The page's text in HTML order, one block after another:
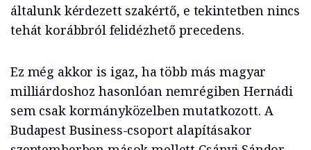
általunk kérdezett szakértő, e tekintetben nincs
tehát korábbról felidézhető precedens.
Ez még akkor is igaz, ha több más magyar
milliárdoshoz hasonlóan nemrégiben Hernádi
sem csak kormányközelben mutatkozott. A
Budapest Business-csoport alapításakor